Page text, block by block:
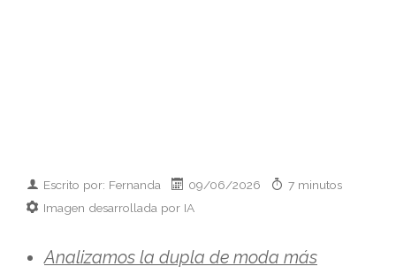
Escrito por: Fernanda 09/06/2026
7 minutos
Imagen desarrollada por IA
Analizamos la dupla de moda más